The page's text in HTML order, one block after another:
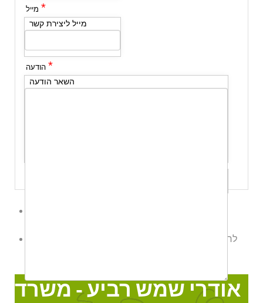
*
מייל ליצירת קשר
*
השאר הודעה
לחצו כאן לשליחת הודעה
אודרי שמש רביע - משרד